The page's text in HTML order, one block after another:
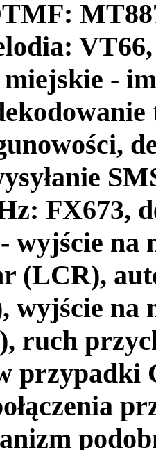
-
FX673,
wyjście na
(LCR),
wyjście na
ruch
przypadki